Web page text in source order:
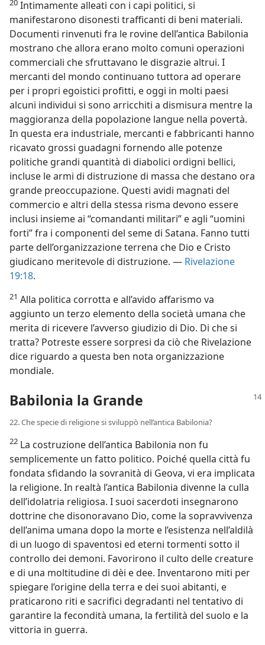
20 Intimamente alleati con i capi politici, si
manifestarono disonesti trafficanti di beni materiali.
Documenti rinvenuti fra le rovine dell’antica Babilonia
mostrano che allora erano molto comuni operazioni
commerciali che sfruttavano le disgrazie altrui. I
mercanti del mondo continuano tuttora ad operare
per i propri egoistici profitti, e oggi in molti paesi
alcuni individui si sono arricchiti a dismisura mentre la
maggioranza della popolazione langue nella povertà.
In questa era industriale, mercanti e fabbricanti hanno
ricavato grossi guadagni fornendo alle potenze
politiche grandi quantità di diabolici ordigni bellici,
incluse le armi di distruzione di massa che destano ora
grande preoccupazione. Questi avidi magnati del
commercio e altri della stessa risma devono essere
inclusi insieme ai “comandanti militari” e agli “uomini
forti” fra i componenti del seme di Satana. Fanno tutti
parte dell’organizzazione terrena che Dio e Cristo
giudicano meritevole di distruzione. — Rivelazione
19:18.
21 Alla politica corrotta e all’avido affarismo va
aggiunto un terzo elemento della società umana che
merita di ricevere l’avverso giudizio di Dio. Di che si
tratta? Potreste essere sorpresi da ciò che Rivelazione
dice riguardo a questa ben nota organizzazione
mondiale.
Babilonia la Grande
22. Che specie di religione si sviluppò nell’antica Babilonia?
22 La costruzione dell’antica Babilonia non fu
semplicemente un fatto politico. Poiché quella città fu
fondata sfidando la sovranità di Geova, vi era implicata
la religione. In realtà l’antica Babilonia divenne la culla
dell’idolatria religiosa. I suoi sacerdoti insegnarono
dottrine che disonoravano Dio, come la sopravvivenza
dell’anima umana dopo la morte e l’esistenza nell’aldilà
di un luogo di spaventosi ed eterni tormenti sotto il
controllo dei demoni. Favorirono il culto delle creature
e di una moltitudine di dèi e dee. Inventarono miti per
spiegare l’origine della terra e dei suoi abitanti, e
praticarono riti e sacrifici degradanti nel tentativo di
garantire la fecondità umana, la fertilità del suolo e la
vittoria in guerra.